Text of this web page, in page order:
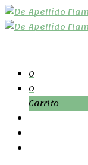
0
0
Carrito